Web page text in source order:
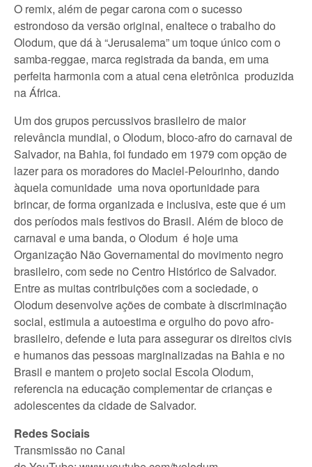
O remix, além de pegar carona com o sucesso
estrondoso da versão original, enaltece o trabalho do
Olodum, que dá à “Jerusalema” um toque único com o
samba-reggae, marca registrada da banda, em uma
perfeita harmonia com a atual cena eletrônica produzida
na África.
Um dos grupos percussivos brasileiro de maior
relevância mundial, o Olodum, bloco-afro do carnaval de
Salvador, na Bahia, foi fundado em 1979 com opção de
lazer para os moradores do Maciel-Pelourinho, dando
àquela comunidade uma nova oportunidade para
brincar, de forma organizada e inclusiva, este que é um
dos períodos mais festivos do Brasil. Além de bloco de
carnaval e uma banda, o Olodum é hoje uma
Organização Não Governamental do movimento negro
brasileiro, com sede no Centro Histórico de Salvador.
Entre as muitas contribuições com a sociedade, o
Olodum desenvolve ações de combate à discriminação
social, estimula a autoestima e orgulho do povo afro-
brasileiro, defende e luta para assegurar os direitos civis
e humanos das pessoas marginalizadas na Bahia e no
Brasil e mantem o projeto social Escola Olodum,
referencia na educação complementar de crianças e
adolescentes da cidade de Salvador.
Redes Sociais
Transmissão no Canal